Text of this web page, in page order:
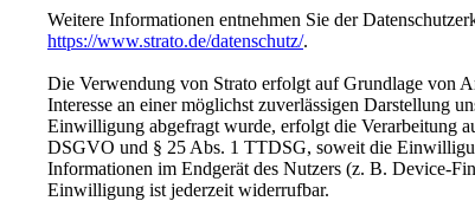
Weitere Informationen entnehmen Sie der
https://www.strato.de/datenschutz/.
Die Verwendung von Strato erfolgt auf Grundlage von
Interesse an einer möglichst zuverlässigen Darstellung
Einwilligung abgefragt wurde, erfolgt die Verarbeitung
DSGVO und § 25 Abs. 1 TTDSG, soweit die
Informationen im Endgerät des Nutzers (z. B. Device-
Einwilligung ist jederzeit widerrufbar.